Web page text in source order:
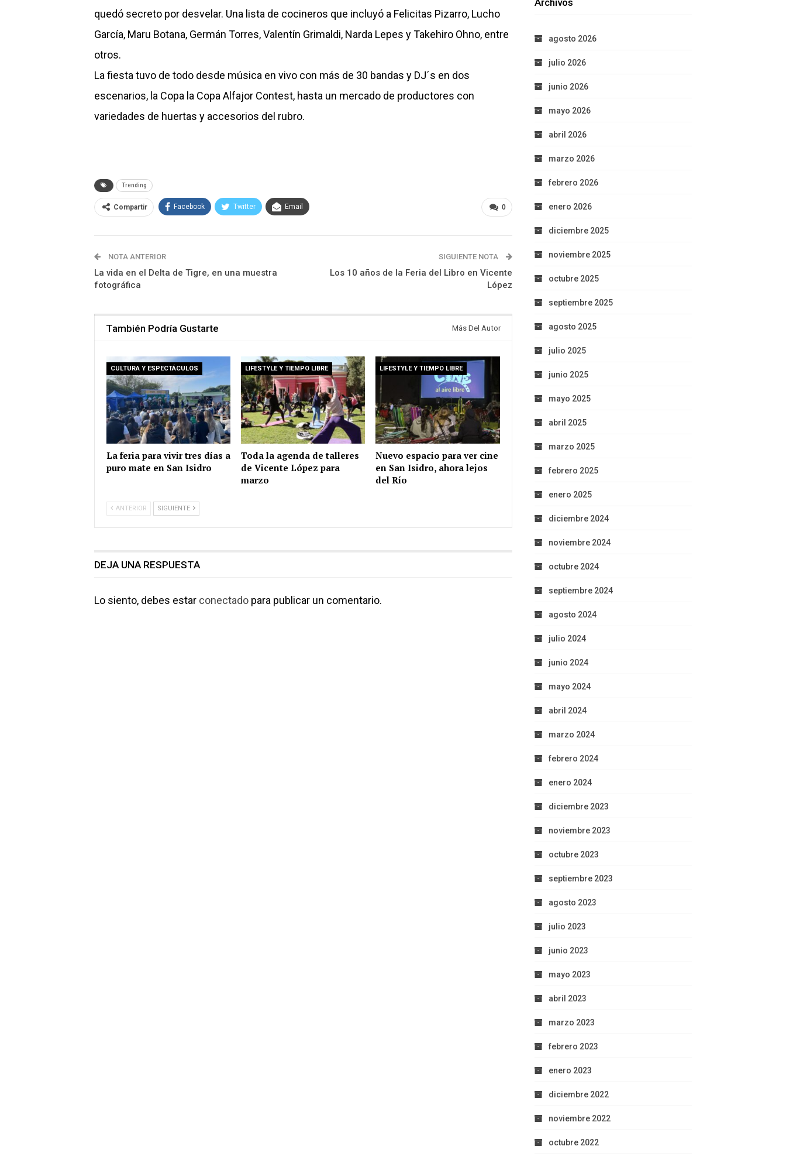
quedó secreto por desvelar. Una lista de cocineros que incluyó a Felicitas Pizarro, Lucho
García, Maru Botana, Germán Torres, Valentín Grimaldi, Narda Lepes y Takehiro Ohno, entre
otros.
La fiesta tuvo de todo desde música en vivo con más de 30 bandas y DJ´s en dos
escenarios, la Copa la Copa Alfajor Contest, hasta un mercado de productores con
variedades de huertas y accesorios del rubro.
Trending
0
Compartir Facebook Twitter Email
NOTA ANTERIOR
La vida en el Delta de Tigre, en una muestra
fotográfica
SIGUIENTE NOTA
Los 10 años de la Feria del Libro en Vicente
López
También Podría Gustarte Más Del Autor
CULTURA Y ESPECTÁCULOS
La feria para vivir tres días a
puro mate en San Isidro
LIFESTYLE Y TIEMPO LIBRE
Toda la agenda de talleres
de Vicente López para
marzo
LIFESTYLE Y TIEMPO LIBRE
Nuevo espacio para ver cine
en San Isidro, ahora lejos
del Río
ANTERIOR SIGUIENTE
DEJA UNA RESPUESTA
Lo siento, debes estar conectado para publicar un comentario.
Archivos
agosto 2026
julio 2026
junio 2026
mayo 2026
abril 2026
marzo 2026
febrero 2026
enero 2026
diciembre 2025
noviembre 2025
octubre 2025
septiembre 2025
agosto 2025
julio 2025
junio 2025
mayo 2025
abril 2025
marzo 2025
febrero 2025
enero 2025
diciembre 2024
noviembre 2024
octubre 2024
septiembre 2024
agosto 2024
julio 2024
junio 2024
mayo 2024
abril 2024
marzo 2024
febrero 2024
enero 2024
diciembre 2023
noviembre 2023
octubre 2023
septiembre 2023
agosto 2023
julio 2023
junio 2023
mayo 2023
abril 2023
marzo 2023
febrero 2023
enero 2023
diciembre 2022
noviembre 2022
octubre 2022